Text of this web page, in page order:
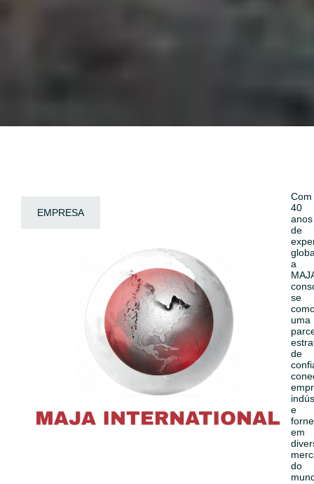
EMPRESA
Com
40
anos
de
a
se
uma
de
e
em
do